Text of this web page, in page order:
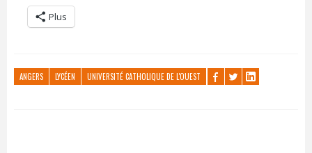
Plus
ANGERS LYCÉEN UNIVERSITÉ CATHOLIQUE DE L'OUEST